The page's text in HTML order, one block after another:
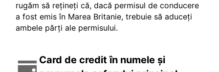
rugăm să rețineți că, dacă permisul de conducere
a fost emis în Marea Britanie, trebuie să aduceți
ambele părți ale permisului.
Card de credit în numele și